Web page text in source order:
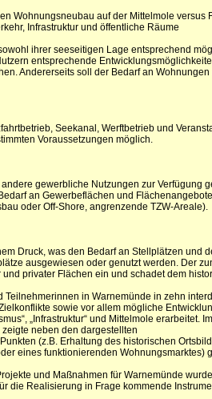
Wohnungsneubau auf der Mittelmole versus
Infrastruktur und öffentliche Räume
ihrer seeseitigen Lage entsprechend
entsprechende
Andererseits soll der Bedarf an
Seekanal, Werftbetrieb und
Voraussetzungen möglich.
gewerbliche Nutzungen zur Verfügung
an Gewerbeflächen und
oder Off-Shore, angrenzende TZW-Areale).
Druck, was den Bedarf an Stellplätzen und
ausgewiesen oder genutzt werden. Der
privater Flächen ein und schadet dem
Teilnehmerinnen in Warnemünde in zehn
sowie vor allem mögliche
„Infrastruktur“ und Mittelmole erarbeitet.
neben den dargestellten
(z.B. Erhaltung des historischen
eines funktionierenden Wohnungsmarktes)
und Maßnahmen für Warnemünde
die Realisierung in Frage kommende